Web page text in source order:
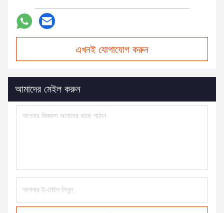
এখনই যোগাযোগ করুন
আমাদের মেইল করুন